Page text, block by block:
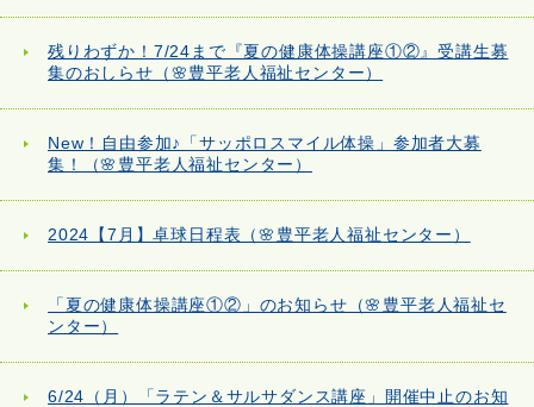
残りわずか！7/24まで『夏の健康体操講座①②』受講生募
集のおしらせ（🌸豊平老人福祉センター）
New！自由参加♪「サッポロスマイル体操」参加者大募
集！（🌸豊平老人福祉センター）
2024【7月】卓球日程表（🌸豊平老人福祉センター）
「夏の健康体操講座①②」のお知らせ（🌸豊平老人福祉セ
ンター）
6/24（月）「ラテン＆サルサダンス講座」開催中止のお知